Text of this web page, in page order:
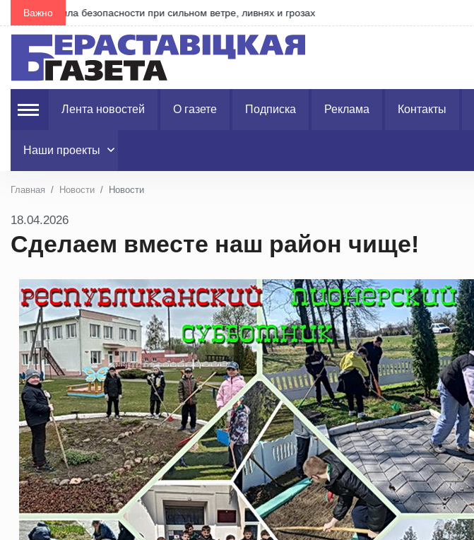
Важно Воровал химикаты для своего огорода
Лента новостей О газете Подписка Реклама Контакты
Наши проекты
Главная Новости Новости
18.04.2026
Сделаем вместе наш район чище!